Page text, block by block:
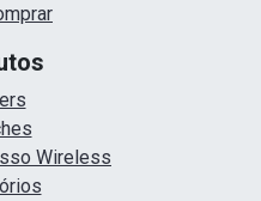
Wireless